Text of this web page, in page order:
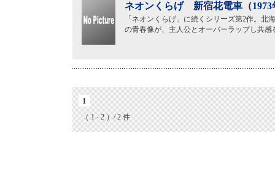
ネオンくらげ 新宿花電車（1973
「ネオンくらげ」に続くシリーズ第2作。
の青春像が、主人公とオーバーラップし共感
1
（ 1 - 2 ）/ 2 件